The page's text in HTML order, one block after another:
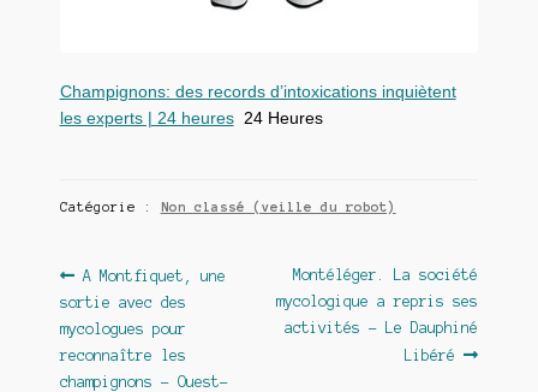
Champignons: des records d’intoxications inquiètent
les experts | 24 heures24 Heures
Catégorie : Non classé (veille du robot)
Navigation
de
l’article
Article
précédent :
A Montfiquet, une
sortie avec des
mycologues pour
reconnaître les
champignons – Ouest-
Article
suivant :
Montéléger. La société
mycologique a repris ses
activités – Le Dauphiné
Libéré